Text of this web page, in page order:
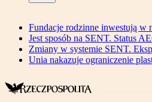
Fundacje rodzinne inwestują w
Jest sposób na SENT. Status
Zmiany w systemie SENT.
Unia nakazuje ograniczenie